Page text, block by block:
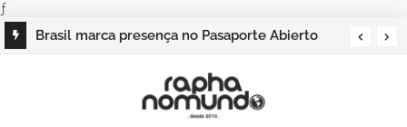
ƒ
Brasil marca presença no Pasaporte Abierto